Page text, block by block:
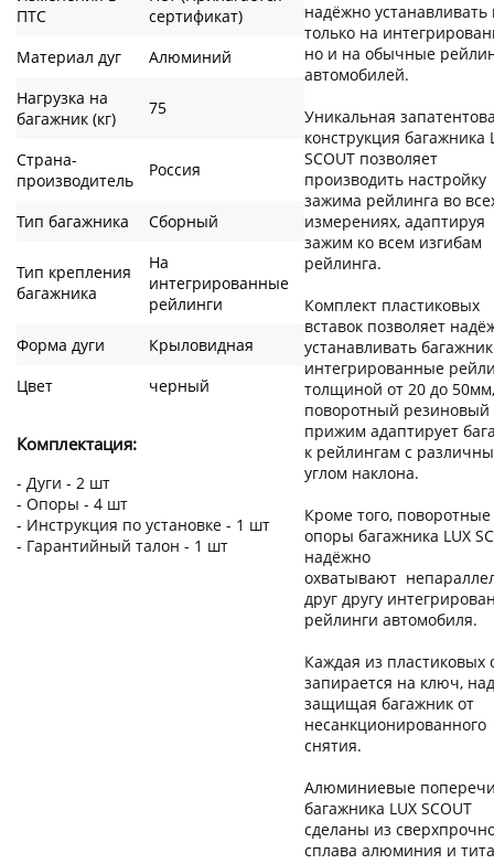
ПТС
сертификат)
Материал дуг
Алюминий
Нагрузка на
багажник (кг)
75
Страна-
производитель
Россия
Тип багажника Сборный
Тип крепления
багажника
На
интегрированные
рейлинги
Форма дуги
Крыловидная
Цвет
черный
Комплектация:
- Дуги - 2 шт
- Опоры - 4 шт
- Инструкция по установке - 1 шт
- Гарантийный талон - 1 шт
надёжно устанавливать
только на
но и на обычные
автомобилей.
Уникальная
конструкция багажника
SCOUT позволяет
производить настройку
зажима рейлинга во
измерениях, адаптируя
зажим ко всем изгибам
рейлинга.
Комплект пластиковых
вставок позволяет
устанавливать
интегрированные
толщиной от 20 до
поворотный резиновый
прижим адаптирует
к рейлингам с
углом наклона.
Кроме того, поворотные
опоры багажника LUX
надёжно
охватывают
друг другу
рейлинги автомобиля.
Каждая из пластиковых
запирается на ключ,
защищая багажник от
несанкционированного
снятия.
Алюминиевые
багажника LUX SCOUT
сделаны из
сплава алюминия и